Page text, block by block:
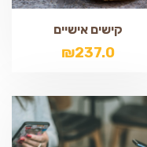
קישים אישיים
₪237.0